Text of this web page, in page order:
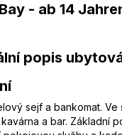
- ab 14
popis
sejf a bankomat.
a bar. Základní